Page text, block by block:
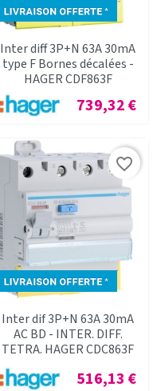
Inter diff 3P+N 63A 30mA
type F Bornes décalées -
HAGER CDF863F
Prix
739,32 €
Inter dif 3P+N 63A 30mA
AC BD - INTER. DIFF.
TETRA. HAGER CDC863F
Prix
516,13 €
favorite_border